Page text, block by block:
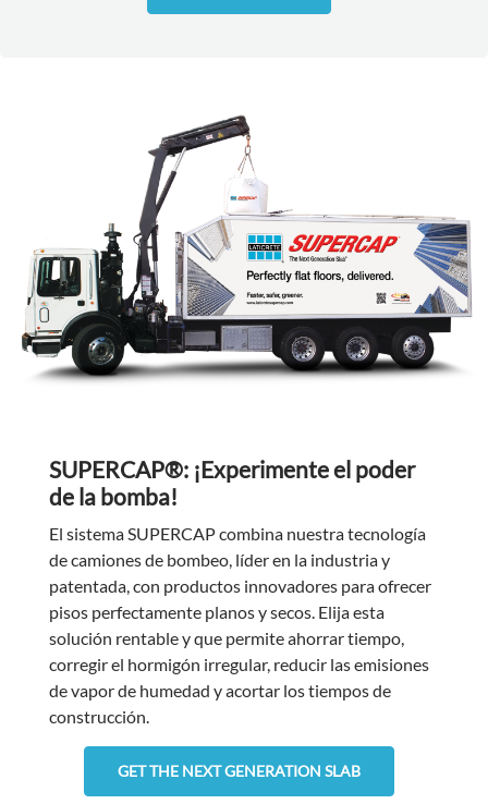
SUPERCAP®: ¡Experimente el poder
de la bomba!
El sistema SUPERCAP combina nuestra tecnología
de camiones de bombeo, líder en la industria y
patentada, con productos innovadores para ofrecer
pisos perfectamente planos y secos. Elija esta
solución rentable y que permite ahorrar tiempo,
corregir el hormigón irregular, reducir las emisiones
de vapor de humedad y acortar los tiempos de
construcción.
GET THE NEXT GENERATION SLAB